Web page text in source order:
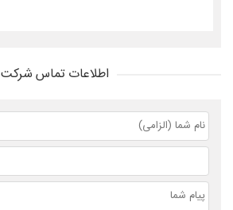
اطلاعات تماس شرکت